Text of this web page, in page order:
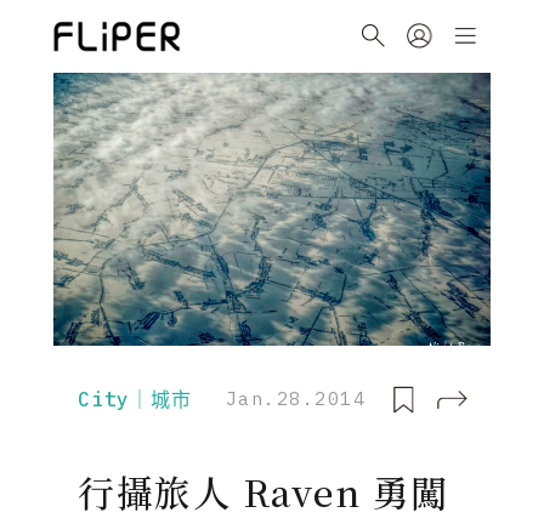
City｜城市 Jan.28.2014
行攝旅人 Raven 勇闖